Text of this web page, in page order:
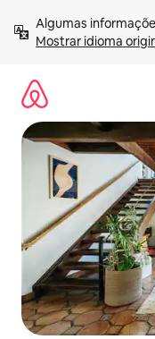
para
Mostrar idioma